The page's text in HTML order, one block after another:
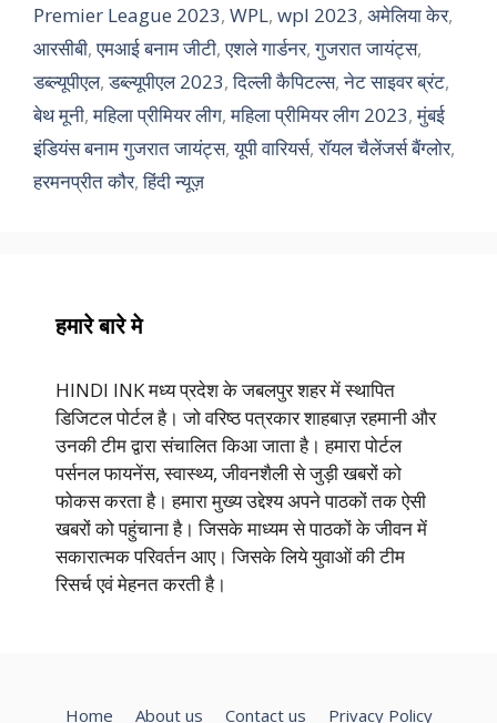
Premier League 2023, WPL, wpl 2023, अमेलिया केर,
आरसीबी,एमआई बनाम जीटी,एशले गार्डनर,गुजरात जायंट्स,
डब्ल्यूपीएल,डब्ल्यूपीएल 2023,दिल्ली कैपिटल्स,नेट साइवर ब्रंट,
बेथ मूनी,महिला प्रीमियर लीग,महिला प्रीमियर लीग 2023,मुंबई
इंडियंस बनाम गुजरात जायंट्स,यूपी वारियर्स,रॉयल चैलेंजर्स बैंग्लोर,
हरमनप्रीत कौर,हिंदी न्यूज़
हमारे बारे मे
HINDI INK मध्य प्रदेश के जबलपुर शहर में स्थापित
डिजिटल पोर्टल है। जो वरिष्ठ पत्रकार शाहबाज़ रहमानी और
उनकी टीम द्वारा संचालित किआ जाता है। हमारा पोर्टल
पर्सनल फायनेंस, स्वास्थ्य, जीवनशैली से जुड़ी खबरों को
फोकस करता है। हमारा मुख्य उद्देश्य अपने पाठकों तक ऐसी
खबरों को पहुंचाना है। जिसके माध्यम से पाठकों के जीवन में
सकारात्मक परिवर्तन आए। जिसके लिये युवाओं की टीम
रिसर्च एवं मेहनत करती है।
Home About us Contact us Privacy Policy